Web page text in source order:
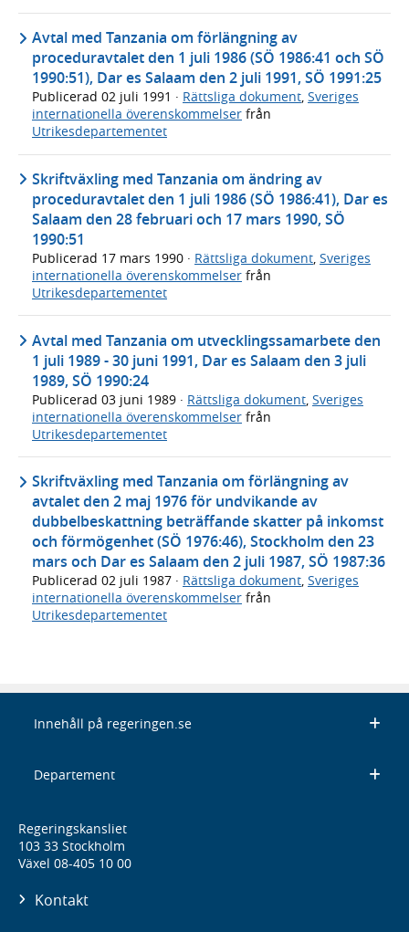
Avtal med Tanzania om förlängning av
proceduravtalet den 1 juli 1986 (SÖ 1986:41 och SÖ
1990:51), Dar es Salaam den 2 juli 1991, SÖ 1991:25
Publicerad 02 juli 1991 · Rättsliga dokument, Sveriges
internationella överenskommelser från
Utrikesdepartementet
Skriftväxling med Tanzania om ändring av
proceduravtalet den 1 juli 1986 (SÖ 1986:41), Dar es
Salaam den 28 februari och 17 mars 1990, SÖ
1990:51
Publicerad 17 mars 1990 · Rättsliga dokument, Sveriges
internationella överenskommelser från
Utrikesdepartementet
Avtal med Tanzania om utvecklingssamarbete den
1 juli 1989 - 30 juni 1991, Dar es Salaam den 3 juli
1989, SÖ 1990:24
Publicerad 03 juni 1989 · Rättsliga dokument Sveriges
internationella överenskommelser från
Utrikesdepartementet
Skriftväxling med Tanzania om förlängning av
avtalet den 2 maj 1976 för undvikande av
dubbelbeskattning beträffande skatter på inkomst
och förmögenhet (SÖ 1976:46), Stockholm den 23
mars och Dar es Salaam den 2 juli 1987, SÖ 1987:36
Publicerad 02 juli 1987 · Rättsliga dokument, Sveriges
internationella överenskommelser från
Utrikesdepartementet
Innehåll på regeringen.se
Departement
Regeringskansliet
103 33 Stockholm
Växel 08-405 10 00
Kontakt